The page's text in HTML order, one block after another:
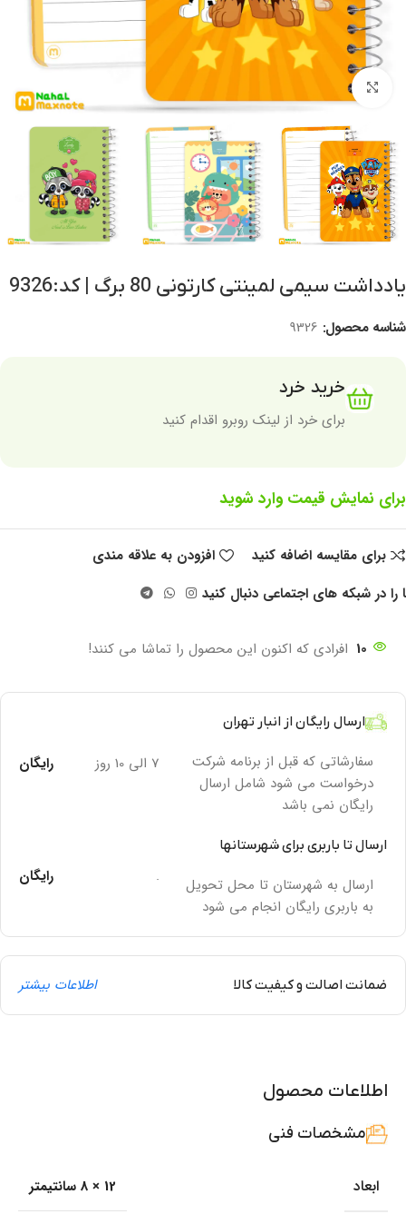
برای بزرگنمایی کلیک کنید
یادداشت سیمی لمینتی کارتونی 80 برگ | کد:9326
شناسه محصول: 9326
خرید خرد
برای خرد از لینک روبرو اقدام کنید
برای نمایش قیمت وارد شوید
برای مقایسه اضافه کنید
افزودن به علاقه مندی
را در شبکه های اجتماعی دنبال کنید
10 افرادی که اکنون این محصول را تماشا می کنند!
ارسال رایگان از انبار تهران
سفارشاتی که قبل از برنامه شرکت
درخواست می شود شامل ارسال
رایگان نمی باشد
7 الی 10 روز رایگان
ارسال تا باربری برای شهرستانها
ارسال به شهرستان تا محل تحویل
به باربری رایگان انجام می شود
. رایگان
ضمانت اصالت و کیفیت کالا اطلاعات بیشتر
اطلاعات محصول
مشخصات فنی
ابعاد 12 × 8 سانتیمتر